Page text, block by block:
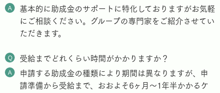
A
基本的に助成金のサポートに特化しておりますがお気軽
にご相談ください。グループの専門家をご紹介させてい
ただきます。
Q 受給までどれくらい時間がかかりますか？
A
申請する助成金の種類により期間は異なりますが、申
請準備から受給まで、おおよそ6ヶ月〜1年半かかるケ